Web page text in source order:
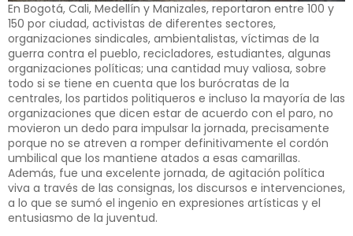
En Bogotá, Cali, Medellín y Manizales, reportaron entre 100 y
150 por ciudad, activistas de diferentes sectores,
organizaciones sindicales, ambientalistas, víctimas de la
guerra contra el pueblo, recicladores, estudiantes, algunas
organizaciones políticas; una cantidad muy valiosa, sobre
todo si se tiene en cuenta que los burócratas de la
centrales, los partidos politiqueros e incluso la mayoría de las
organizaciones que dicen estar de acuerdo con el paro, no
movieron un dedo para impulsar la jornada, precisamente
porque no se atreven a romper definitivamente el cordón
umbilical que los mantiene atados a esas camarillas.
Además, fue una excelente jornada, de agitación política
viva a través de las consignas, los discursos e intervenciones,
a lo que se sumó el ingenio en expresiones artísticas y el
entusiasmo de la juventud.